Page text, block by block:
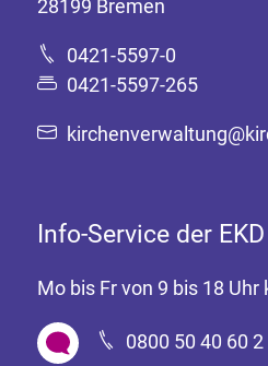
28199 Bremen
0421-5597-0
0421-5597-265
Info-Service der EKD
Mo bis Fr von 9 bis 18
0800 50 40 60 2